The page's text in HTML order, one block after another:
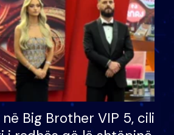
Big Brother VIP 5, cili